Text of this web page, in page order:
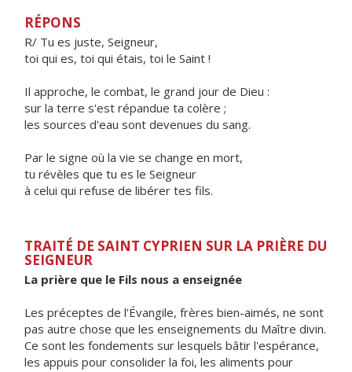
RÉPONS
R/ Tu es juste, Seigneur,
toi qui es, toi qui étais, toi le Saint !
Il approche, le combat, le grand jour de Dieu :
sur la terre s'est répandue ta colère ;
les sources d'eau sont devenues du sang.
Par le signe où la vie se change en mort,
tu révèles que tu es le Seigneur
à celui qui refuse de libérer tes fils.
TRAITÉ DE SAINT CYPRIEN SUR LA PRIÈRE DU
SEIGNEUR
La prière que le Fils nous a enseignée
Les préceptes de l'Évangile, frères bien-aimés, ne sont
pas autre chose que les enseignements du Maître divin.
Ce sont les fondements sur lesquels bâtir l'espérance,
les appuis pour consolider la foi, les aliments pour